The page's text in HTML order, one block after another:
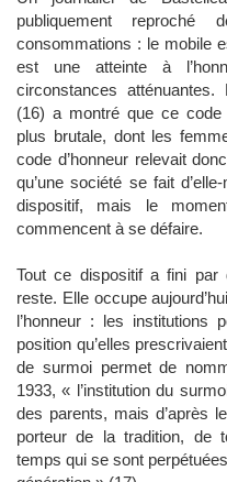
publiquement
consommations : le mobile
est une atteinte à
circonstances atténuantes.
(16) a montré que ce code
plus brutale, dont les
code d’honneur relevait
qu’une société se fait
dispositif, mais le
commencent à se défaire.
Tout ce dispositif a fini par
reste. Elle occupe
l’honneur : les institutions
position qu’elles
de surmoi permet de
1933, « l’institution du
des parents, mais d’après
porteur de la tradition, de
temps qui se sont